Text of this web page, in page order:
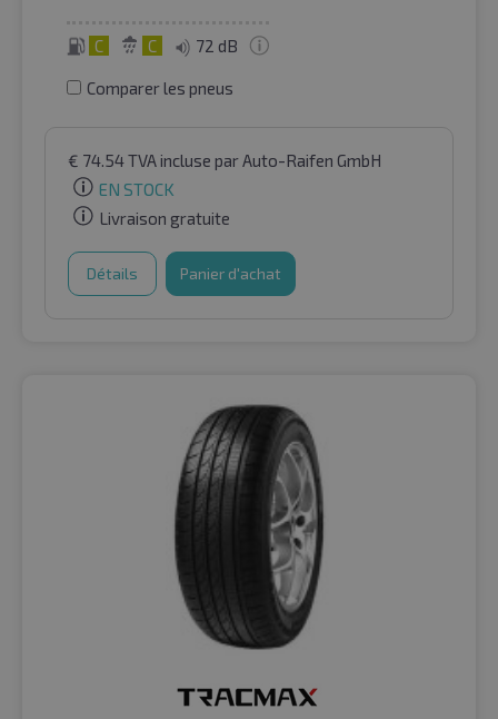
C C 72 dB
Comparer les pneus
€ 74.54TVA incluse par Auto-Raifen GmbH
EN STOCK
Livraison gratuite
Détails Panier d'achat